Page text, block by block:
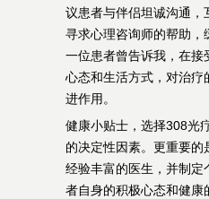
议患者与伴侣坦诚沟通，
寻求心理咨询师的帮助，
一位患者曾告诉我，在
心态和生活方式，对治疗
进作用。
健康小贴士，选择308光
的决定性因素。更重要的
经验丰富的医生，并制定
者自身的积极心态和健康